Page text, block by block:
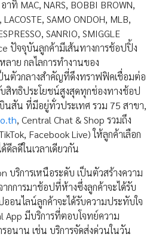
MAC​, NARS​, BOBBI BROWN,
LACOSTE, SAMO ONDOH, MLB,
SANRIO, SMIGGLE
ปัจจุบันลูกค้ามีเส้นทางการช้อปปิ้ง
าย กลไลการทำงานของ
นตัวกลางสำคัญที่ดึงทราฟฟิคเชื่อมต่อ
สิทธิประโยชน์สูงสุดทุกช่องทางช้อป
นสัน ที่มีอยู่ทั่วประเทศ รวม 75 สาขา,
, Central Chat & Shop รวมถึง
Facebook Live) ให้ลูกค้าเลือก
ลดีในเวลาเดียวกัน
บริการเหนือระดับ เป็นตัวสร้างความ
กการมาช้อปที่ห้างซึ่งลูกค้าจะได้รับ
อนไลน์ลูกค้าจะได้รับความประทับใจ
App มีบริการที่ตอบโจทย์ความ
อนาน เช่น บริการจัดส่งด่วนในวัน